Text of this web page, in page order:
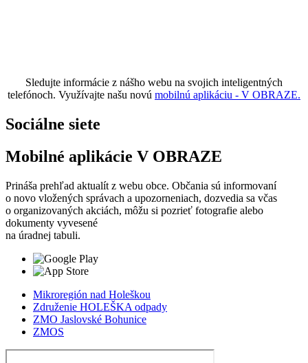
Sledujte informácie z nášho webu na svojich inteligentných
telefónoch. Využívajte našu novú mobilnú aplikáciu - V OBRAZE.
Sociálne siete
Mobilné aplikácie V OBRAZE
Prináša prehľad aktualít z webu obce. Občania sú informovaní
o novo vložených správach a upozorneniach, dozvedia sa včas
o organizovaných akciách, môžu si pozrieť fotografie alebo
dokumenty vyvesené
na úradnej tabuli.
Mikroregión nad Holeškou
Združenie HOLEŠKA odpady
ZMO Jaslovské Bohunice
ZMOS